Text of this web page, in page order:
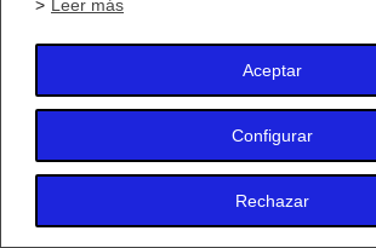
> Leer más
Configurar
Rechazar
Aceptar
X (antiguo Twitter)
AFA IES Antonio Fraguas –
derechos reservados.Política de privacidad